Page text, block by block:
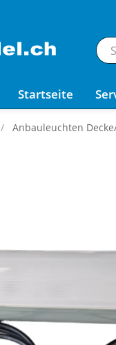
Startseite
Anbauleuchten